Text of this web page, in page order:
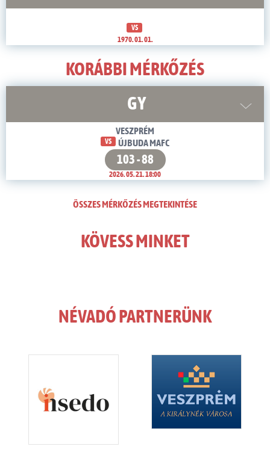
VS
1970. 01. 01.
KORÁBBI MÉRKŐZÉS
GY
VESZPRÉM
VS ÚJBUDA MAFC
103 - 88
2026. 05. 21. 18:00
ÖSSZES MÉRKŐZÉS MEGTEKINTÉSE
KÖVESS MINKET
NÉVADÓ PARTNERÜNK